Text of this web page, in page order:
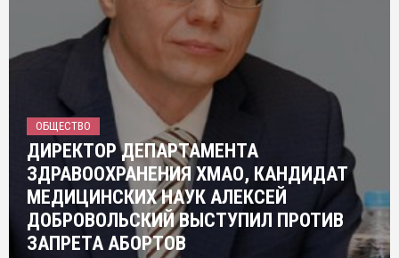
ОБЩЕСТВО
ДИРЕКТОР ДЕПАРТАМЕНТА
ЗДРАВООХРАНЕНИЯ ХМАО, КАНДИДАТ
МЕДИЦИНСКИХ НАУК АЛЕКСЕЙ
ДОБРОВОЛЬСКИЙ ВЫСТУПИЛ ПРОТИВ
ЗАПРЕТА АБОРТОВ